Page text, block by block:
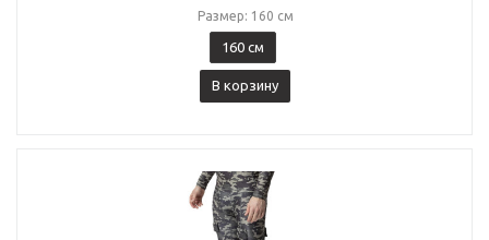
Размер: 160 см
160 см
В корзину